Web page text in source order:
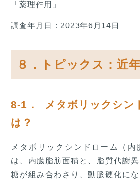
「薬理作用」
調査年月日：2023年6月14日
８．トピックス：近
8-1． メタボリックシン
は？
メタボリックシンドローム（内
は、内臓脂肪面積と、脂質代謝
糖が組み合わさり、動脈硬化に